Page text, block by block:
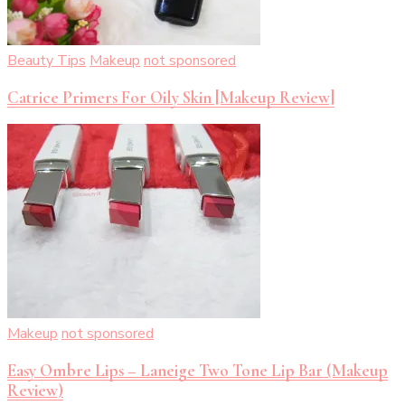
Beauty Tips Makeup not sponsored
Catrice Primers For Oily Skin [Makeup Review]
Makeup not sponsored
Easy Ombre Lips – Laneige Two Tone Lip Bar (Makeup
Review)